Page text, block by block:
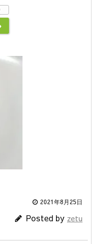
2021年8月25日
Posted by zetu